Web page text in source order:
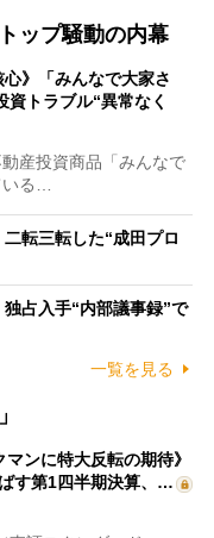
ップ騒動の内幕
心》「みんなで大家さ
トラブル“異常なく
産投資商品「みんなで
いる…
転三転した“成田プロ
独占入手“内部議事録”で
一覧を見る
マンに特大反転の期待》
す第1四半期決算、…